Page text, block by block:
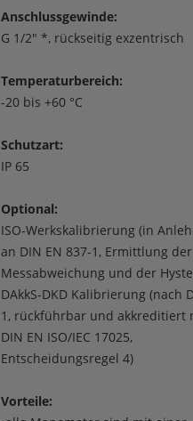
Anschlussgewinde:
G 1/2" *, rückseitig exzentrisch
Temperaturbereich:
-20 bis +60 °C
Schutzart:
IP 65
Optional:
ISO-Werkskalibrierung (in
an DIN EN 837-1, Ermittlung der
Messabweichung und der
DAkkS-DKD Kalibrierung (nach
1, rückführbar und akkreditiert
DIN EN ISO/IEC 17025,
Entscheidungsregel 4)
Vorteile: